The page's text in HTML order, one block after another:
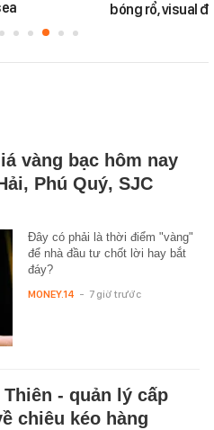
bóng rổ, visual
vàng bạc hôm nay
Phú Quý, SJC
Đây có phải là thời điểm "vàng"
để nhà đầu tư chốt lời hay bắt
đáy?
MONEY.14 - 7 giờ trước
- quản lý cấp
chiêu kéo hàng